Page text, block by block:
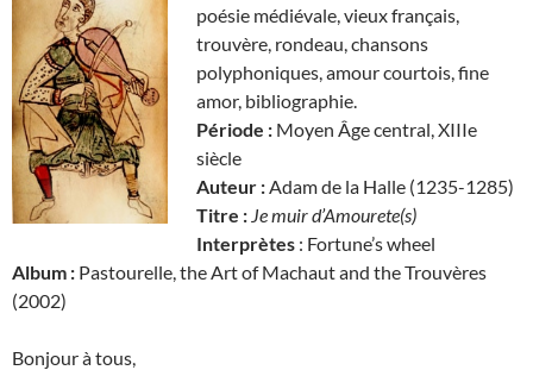
poésie médiévale, vieux français,
trouvère, rondeau, chansons
polyphoniques, amour courtois, fine
amor, bibliographie.
Période : Moyen Âge central, XIIIe
siècle
Auteur :Adam de la Halle (1235-1285)
Titre : Je muir d’Amourete(s)
Interprètes : Fortune’s wheel
Album : Pastourelle, the Art of Machaut and the Trouvères
(2002)
Bonjour à tous,